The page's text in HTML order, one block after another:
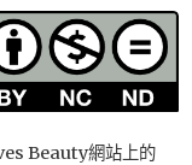
Beauty網站上的